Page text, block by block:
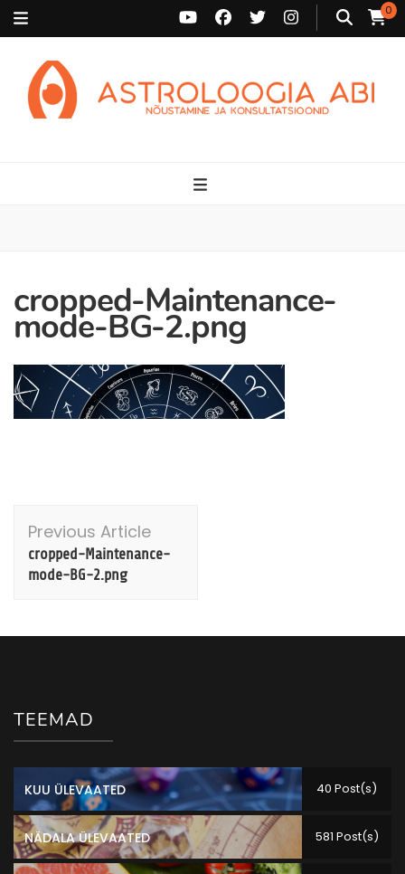
0
cropped-Maintenance-
mode-BG-2.png
Post
Navigation
Previous Article
cropped-Maintenance-
mode-BG-2.png
TEEMAD
KUU ÜLEVAATED 40 Post(s)
NÄDALA ÜLEVAATED 581 Post(s)